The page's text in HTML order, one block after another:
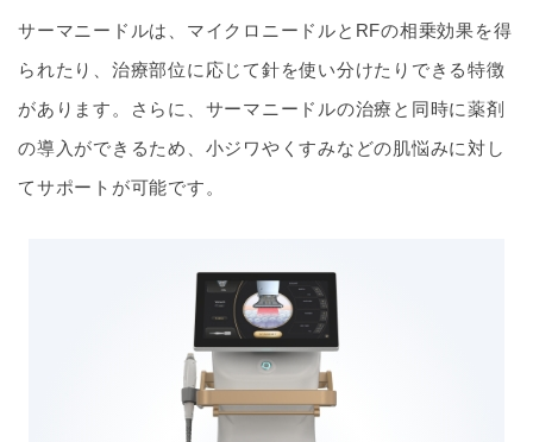
サーマニードルは、マイクロニードルとRFの相乗効果を得
られたり、治療部位に応じて針を使い分けたりできる特徴
があります。さらに、サーマニードルの治療と同時に薬剤
の導入ができるため、小ジワやくすみなどの肌悩みに対し
てサポートが可能です。